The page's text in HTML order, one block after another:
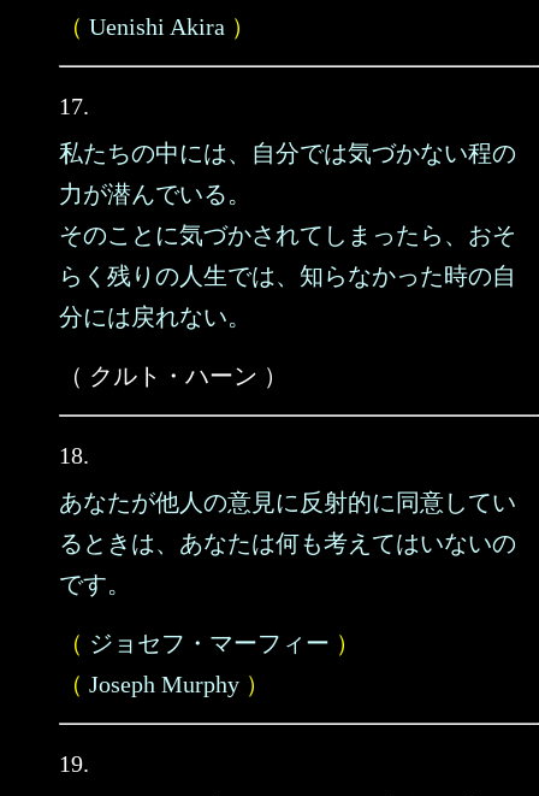
（ Uenishi Akira ）
17.
私たちの中には、自分では気づかない程の
力が潜んでいる。
そのことに気づかされてしまったら、おそ
らく残りの人生では、知らなかった時の自
分には戻れない。
（ クルト・ハーン ）
18.
あなたが他人の意見に反射的に同意してい
るときは、あなたは何も考えてはいないの
です。
（ ジョセフ・マーフィー ）
（ Joseph Murphy ）
19.